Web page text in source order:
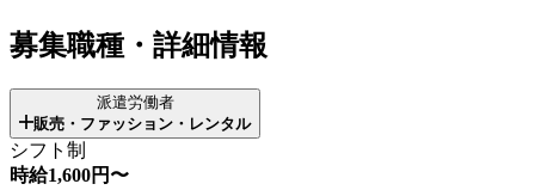
募集職種・詳細情報
派遣労働者
販売・ファッション・レンタル
シフト制
時給1,600円〜